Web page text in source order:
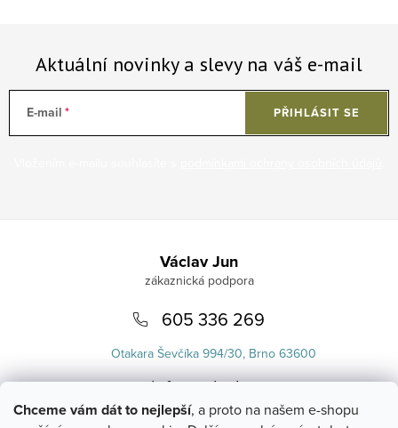
Chceme vám dát to nejlepší, a proto na našem e-shopu
Aktuální novinky a slevy na váš e-mail
E-mail PŘIHLÁSIT SE
Václav Jun
605 336 269
Otakara Ševčíka 994/30, Brno 63600
info@uvlasku.cz